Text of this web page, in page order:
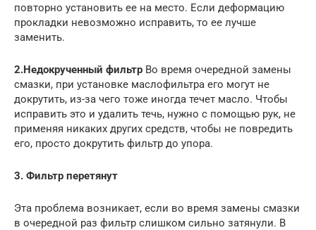
повторно установить ее на место. Если деформацию
прокладки невозможно исправить, то ее лучше
заменить.
2.Недокрученный фильтр Во время очередной замены
смазки, при установке маслофильтра его могут не
докрутить, из-за чего тоже иногда течет масло. Чтобы
исправить это и удалить течь, нужно с помощью рук, не
применяя никаких других средств, чтобы не повредить
его, просто докрутить фильтр до упора.
3. Фильтр перетянут
Эта проблема возникает, если во время замены смазки
в очередной раз фильтр слишком сильно затянули. В